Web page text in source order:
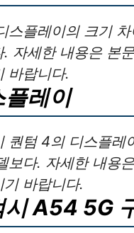
스플레이의 크기
. 자세한 내용은 본
바랍니다.
플레이
퀀텀 4의 디스플레
보다. 자세한 내용
기 바랍니다.
시 A54 5G